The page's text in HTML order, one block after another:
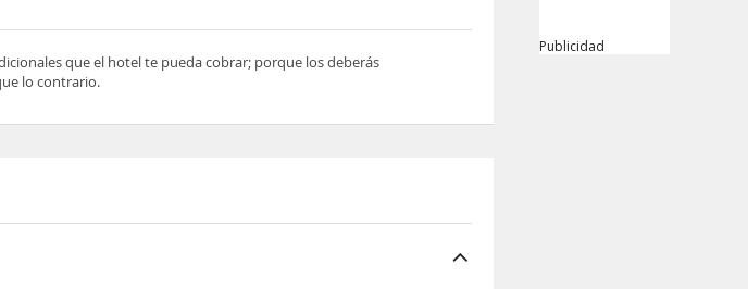
que el hotel te pueda cobrar; porque los deberás
lo contrario.
Publicidad